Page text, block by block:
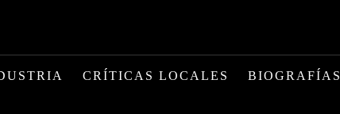
CRÍTICAS LOCALES BIOGRAFÍAS